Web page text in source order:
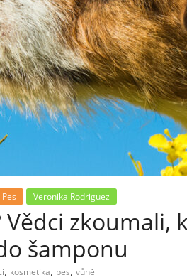
Pes Veronika Rodriguez
zkoumali,
šamponu
, kosmetika, pes, vůně